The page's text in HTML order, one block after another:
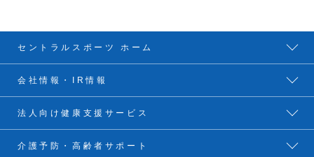
セントラルスポーツ ホーム
会社情報・IR情報
法人向け健康支援サービス
介護予防・高齢者サポート